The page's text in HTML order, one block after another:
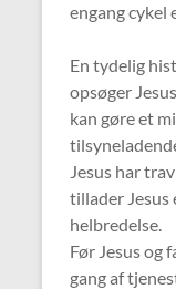
engang cykel
En tydelig
opsøger
kan gøre et
Jesus har
tillader Jesus
helbredelse.
Før Jesus og
gang af